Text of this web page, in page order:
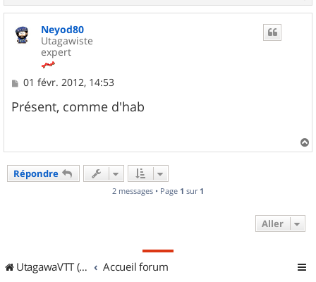
a
Neyod80
Utagawiste
expert
M
s
s
e
01 févr. 2012, 14:53
Présent, comme d'hab
a
Répondre
2 messages • Page 1 sur 1
Aller
UtagawaVTT (Randos VTT et VTTAE avec traces GPS) Accueil forum